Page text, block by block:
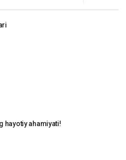
hayotiy ahamiyati!